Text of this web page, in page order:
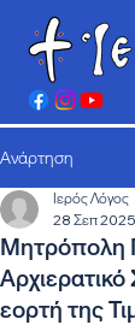
Ανάρτηση
Μητρόπολη
Αρχιερατικό
εορτή της
Ιερός Λόγος
28 Σεπ 2025